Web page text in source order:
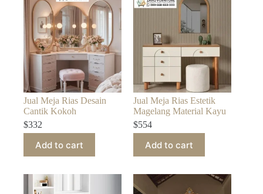
Jual Meja Rias Desain
Cantik Kokoh
$332
Add to cart
Jual Meja Rias Estetik
Magelang Material Kayu
$554
Add to cart